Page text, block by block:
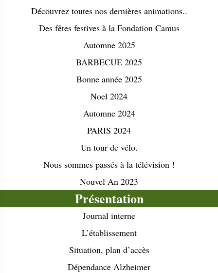
Découvrez toutes nos dernières animations..
Des fêtes festives à la Fondation Camus
Automne 2025
BARBECUE 2025
Bonne année 2025
Noel 2024
Automne 2024
PARIS 2024
Un tour de vélo.
Nous sommes passés à la télévision !
Nouvel An 2023
Présentation
Journal interne
L’établissement
Situation, plan d’accès
Dépendance Alzheimer